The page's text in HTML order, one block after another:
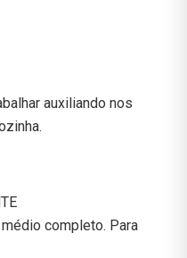
auxiliando nos
completo. Para